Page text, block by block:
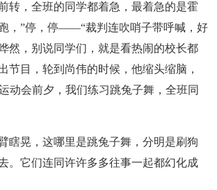
转，全班的同学都着急，最着急的是霍
，”停，停——“裁判连吹哨子带呼喊，好
然，别说同学们，就是看热闹的校长都
目，轮到尚伟的时候，他缩头缩脑，
动会前夕，我们练习跳兔子舞，全班同
瞎晃，这哪里是跳兔子舞，分明是刷狗
。它们连同许许多多往事一起都幻化成